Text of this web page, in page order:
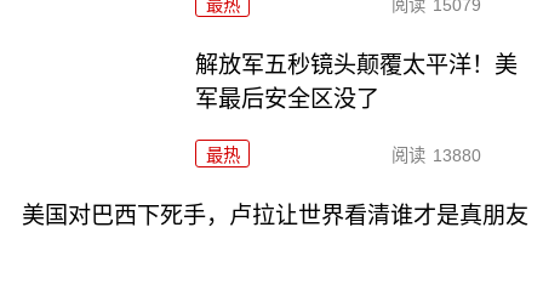
最热 阅读 15079
解放军五秒镜头颠覆太平洋！美
军最后安全区没了
最热 阅读 13880
美国对巴西下死手，卢拉让世界看清谁才是真朋友